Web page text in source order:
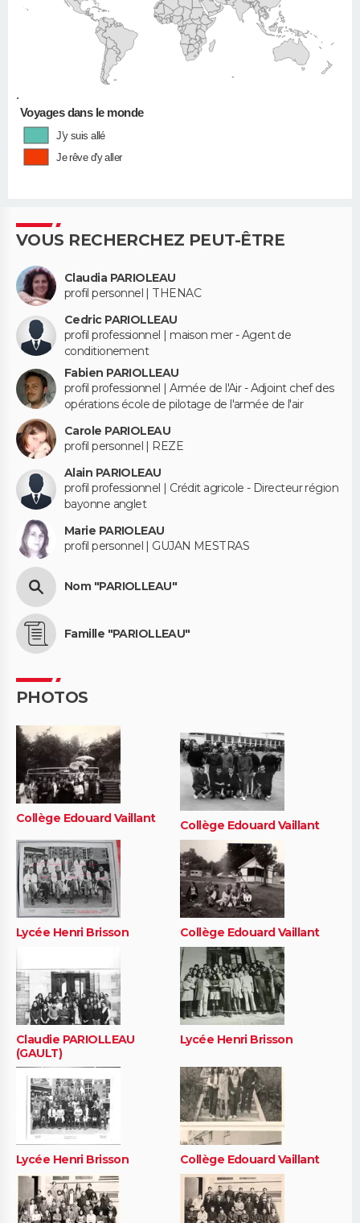
•
Voyages dans le monde
J'y suis allé
Je rêve d'y aller
VOUS RECHERCHEZ PEUT-ÊTRE
Claudia PARIOLEAU
profil personnel | THENAC
Cedric PARIOLLEAU
profil professionnel | maison mer - Agent de
conditionement
Fabien PARIOLLEAU
profil professionnel | Armée de l'Air - Adjoint chef des
opérations école de pilotage de l'armée de l'air
Carole PARIOLEAU
profil personnel | REZE
Alain PARIOLEAU
profil professionnel | Crédit agricole - Directeur région
bayonne anglet
Marie PARIOLEAU
profil personnel | GUJAN MESTRAS
Nom "PARIOLLEAU"
Famille "PARIOLLEAU"
PHOTOS
Collège Edouard Vaillant Collège Edouard Vaillant
Lycée Henri Brisson Collège Edouard Vaillant
Claudie PARIOLLEAU
(GAULT)
Lycée Henri Brisson
Lycée Henri Brisson Collège Edouard Vaillant